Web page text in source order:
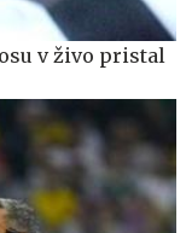
v živo pristal